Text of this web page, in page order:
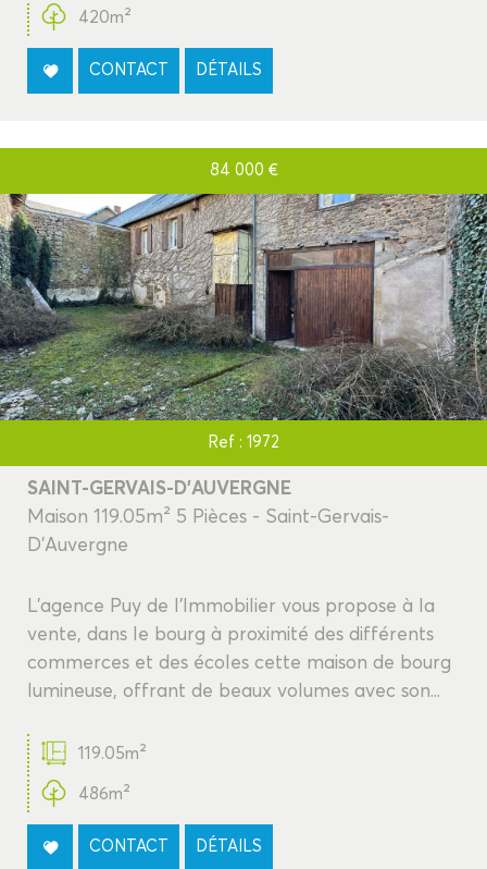
420m²
CONTACT DÉTAILS
84 000 €
Ref : 1972
SAINT-GERVAIS-D'AUVERGNE
Maison 119.05m² 5 Pièces - Saint-Gervais-
D'Auvergne
L'agence Puy de l'Immobilier vous propose à la
vente, dans le bourg à proximité des différents
commerces et des écoles cette maison de bourg
lumineuse, offrant de beaux volumes avec son...
119.05m²
486m²
CONTACT DÉTAILS